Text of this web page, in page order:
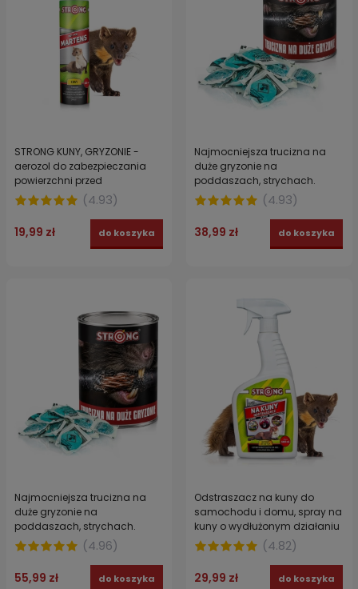
STRONG KUNY, GRYZONIE -
aerozol do zabezpieczania
powierzchni przed
zabrudzeniami NOT FOR
MARTENS 300 ml
(4.93)
19,99 zł do koszyka
Najmocniejsza trucizna na
duże gryzonie na
poddaszach, strychach.
STRONG pasta brodifakum 2 x
150 g
(4.93)
38,99 zł do koszyka
Najmocniejsza trucizna na
duże gryzonie na
poddaszach, strychach.
STRONG pasta brodifakum 3 x
150 g
(4.96)
55,99 zł do koszyka
Odstraszacz na kuny do
samochodu i domu, spray na
kuny o wydłużonym działaniu
STRONG 500 ml(4.82)
29,99 zł do koszyka